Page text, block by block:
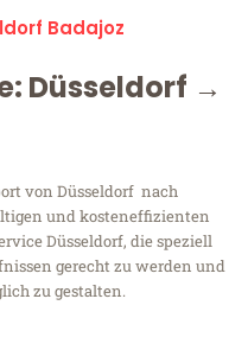
Badajoz
Düsseldorf →
von Düsseldorf nach
und kosteneffizienten
Düsseldorf, die speziell
gerecht zu werden und
zu gestalten.